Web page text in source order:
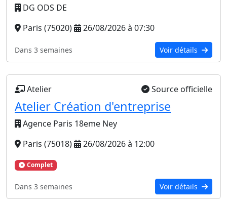
DG ODS DE
Paris (75020)
26/08/2026 à 07:30
Dans 3 semaines Voir détails
Atelier Source officielle
Atelier Création d'entreprise
Agence Paris 18eme Ney
Paris (75018)
26/08/2026 à 12:00
Complet
Dans 3 semaines Voir détails